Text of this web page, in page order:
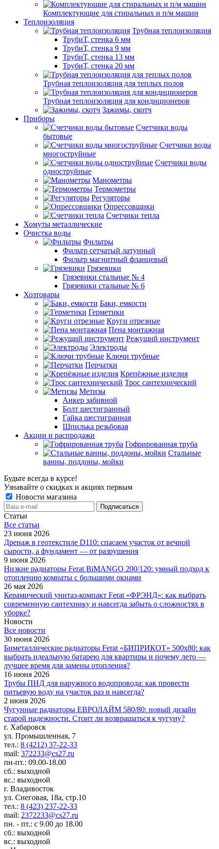
Комплектующие для стиральных и п/м машин
Теплоизоляция
Трубная теплоизоляция
ТрубиТ, стенка 6 мм
ТрубиТ, стенка 9 мм
ТрубиТ, стенка 13 мм
ТрубиТ, стенка 20 мм
Трубная теплоизоляция для теплых полов
Трубная теплоизоляция для кондиционеров
Зажимы, скотч
Приборы
Счетчики воды
бытовые
Счетчики воды
многоструйные
Счетчики воды
одноструйные
Манометры
Термометры
Регуляторы
Опрессовщики
Счетчики тепла
Хомуты металлические
Очистка воды
Фильтры
Фильтр сетчатый латунный
Фильтр магнитный фланцевый
Грязевики
Грязевики стальные № 4
Грязевики стальные № 6
Хозтовары
Баки, емкости
Герметики
Круги отрезные
Пена монтажная
Режущий инструмент
Электроды
Ключи трубные
Перчатки
Крепёжные изделия
Трос сантехнический
Метизы
Анкер забивной
Болт шестигранный
Гайка шестигранная
Шпилька резьбовая
Акции и распродажи
Гофрированная труба
Стальные
ванны, поддоны, мойки
Будьте всегда в курсе!
Узнавайте о скидках и акциях первым
Новости магазина
Статьи
Все cтатьи
23 июня 2026
Дренаж в геотекстиле D110: спасаем участок от вечной
сырости, а фундамент — от разрушения
9 июня 2026
Низкие радиаторы Ferat BiMANGO 200/120: умный подход к
отоплению комнаты с большими окнами
26 мая 2026
Керамический унитаз-компакт Ferat «ФРЭНД»: как выбрать
современную сантехнику и навсегда забыть о сложностях в
уборке?
Новости
Все новости
30 июня 2026
Биметаллические радиаторы Ferat «БИПРИКОТ» 500x80: как
выбрать идеальную батарею для квартиры и почему лето —
лучшее время для замены отопления?
16 июня 2026
Трубы ПНД для наружного водопровода: как провести
питьевую воду на участок раз и навсегда?
2 июня 2026
Чугунные радиаторы ЕВРОЛАЙМ 580/80: новый дизайн
старой надежности. Стоит ли возвращаться к чугуну?
г. Хабаровск
ул. Промышленная, 7
тел.: 8 (4212) 37-22-33
mail: 372233@cs27.ru
пн-пт.: 09.00-18.00
сб.: выходной
вс.: выходной
г. Владивосток
ул. Снеговая, 18а, стр.10
тел.: 8 (423) 237-22-33
mail: 2372233@cs27.ru
пн. - пт.: с 9.00 до 18.00
сб.: выходной
вс.: выходной